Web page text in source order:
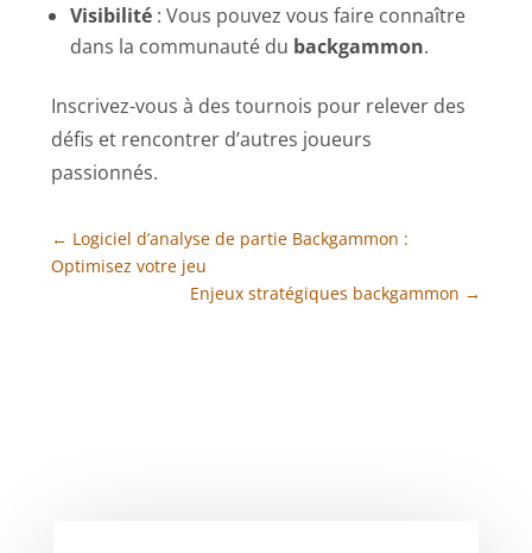
Visibilité : Vous pouvez vous faire connaître
dans la communauté du backgammon.
Inscrivez-vous à des tournois pour relever des
défis et rencontrer d’autres joueurs
passionnés.
← Logiciel d’analyse de partie Backgammon :
Optimisez votre jeu
Enjeux stratégiques backgammon →